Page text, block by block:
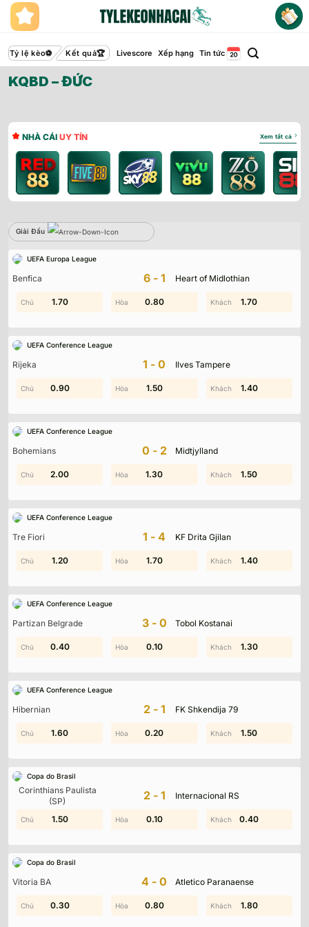
Bỏ
qua
dungTỷ lệ kèo Kết quả Livescore Xếp hạng Tin tức
KQBD – ĐỨC
NHÀ CÁI UY TÍN Xem tất cả
Giải Đấu
UEFA Europa League
Benfica 6-1 Heart of Midlothian
0.40 1.40 0.70
1.70 0.80 1.70
UEFA Conference League
Rijeka 1-0 Ilves Tampere
1.70 1.90 0.20
0.90 1.50 1.40
UEFA Conference League
Bohemians 0-2 Midtjylland
1.90 0.90 0.40
2.00 1.30 1.50
UEFA Conference League
Tre Fiori 1-4 KF Drita Gjilan
2.00 1.10 1.30
1.20 1.70 1.40
UEFA Conference League
Partizan Belgrade 3-0 Tobol Kostanai
0.40 1.40 1.00
0.40 0.10 1.30
UEFA Conference League
Hibernian 2-1 FK Shkendija 79
0.50 1.10 0.40
1.60 0.20 1.50
Copa do Brasil
Corinthians Paulista
(SP)
2-1 Internacional RS
0.70 1.20 1.10
1.50 0.10 0.40
Copa do Brasil
Vitoria BA 4-0 Atletico Paranaense
1.90 0.20 1.30
0.30 0.80 1.80
Sbobet
Không có dữ liệu vui lòng chọn bộ lọc khác